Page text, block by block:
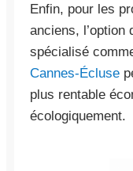
Enfin, pour les
anciens, l’option
spécialisé
Cannes-Écluse
plus rentable
écologiquement.